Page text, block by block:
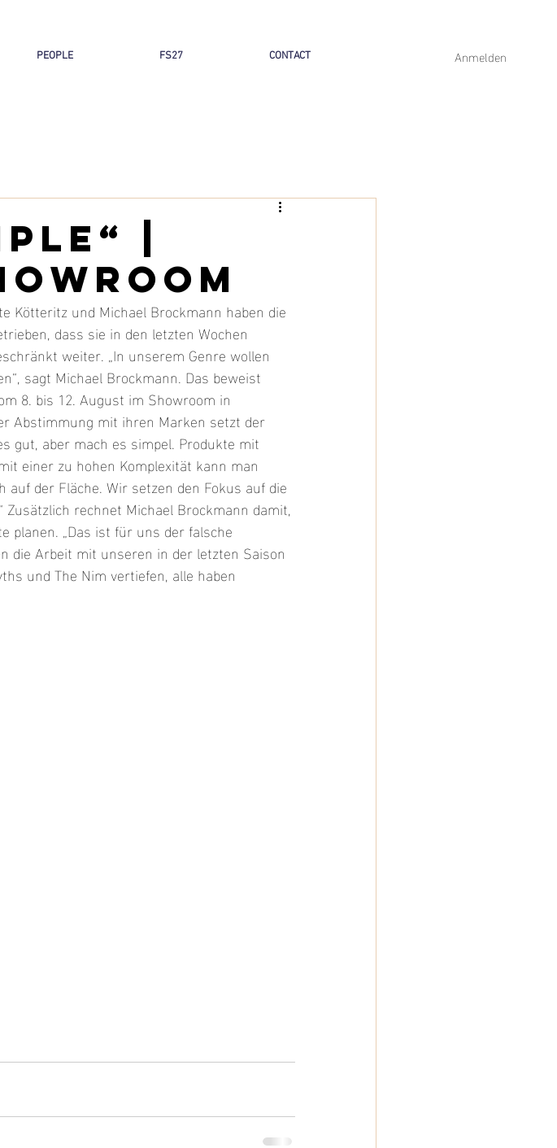
PEOPLE FS27 CONTACT Anmelden
|
Kötteritz und Michael Brockmann haben die
dass sie in den letzten Wochen
weiter. „In unserem Genre wollen
sagt Michael Brockmann. Das beweist
8. bis 12. August im Showroom in
Abstimmung mit ihren Marken setzt der
gut, aber mach es simpel. Produkte mit
einer zu hohen Komplexität kann man
der Fläche. Wir setzen den Fokus auf die
rechnet Michael Brockmann damit,
planen. „Das ist für uns der falsche
die Arbeit mit unseren in der letzten Saison
und The Nim vertiefen, alle haben